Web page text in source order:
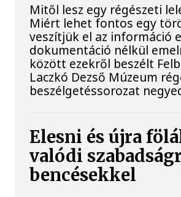
Mitől lesz egy régészeti
Miért lehet fontos egy
veszítjük el az információ
dokumentáció nélkül
között ezekről beszélt
Laczkó Dezső Múzeum
beszélgetéssorozat
Elesni és újra
valódi
bencésekkel